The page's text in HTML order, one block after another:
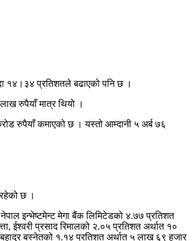
१४।३४ प्रतिशतले बढाएको पनि छ ।
रुपैयाँ मात्र थियो ।
रुपैयाँ कमाएको छ । यस्तो आम्दानी ५ अर्ब ७६
छ ।
इन्भेष्टमेन्ट मेगा बैंक लिमिटेडको ४.७७ प्रतिशत
ईश्वरी प्रसाद रिमालको २.०५ प्रतिशत अर्थात १०
बस्नेतको १.१४ प्रतिशत अर्थात ५ लाख ६९ हजार